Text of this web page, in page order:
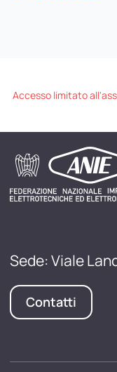
Accesso limitato
Sede: Viale
Contatti